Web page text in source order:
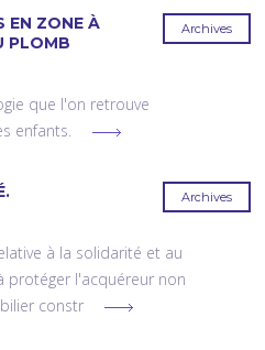
Archives
EN ZONE À
PLOMB
que l'on retrouve
enfants.
Archives
à la solidarité et au
protéger l'acquéreur non
constr